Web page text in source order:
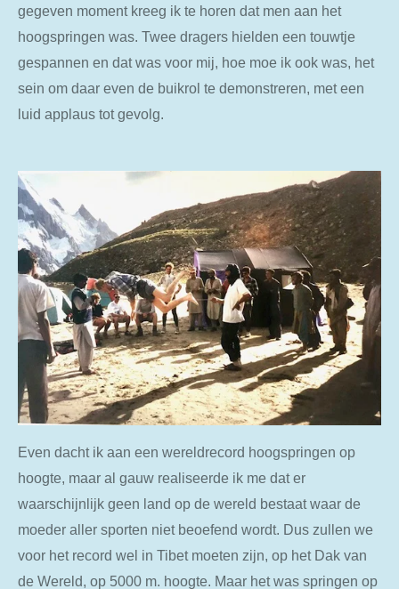
gegeven moment kreeg ik te horen dat men aan het
hoogspringen was. Twee dragers hielden een touwtje
gespannen en dat was voor mij, hoe moe ik ook was, het
sein om daar even de buikrol te demonstreren, met een
luid applaus tot gevolg.
Even dacht ik aan een wereldrecord hoogspringen op
hoogte, maar al gauw realiseerde ik me dat er
waarschijnlijk geen land op de wereld bestaat waar de
moeder aller sporten niet beoefend wordt. Dus zullen we
voor het record wel in Tibet moeten zijn, op het Dak van
de Wereld, op 5000 m. hoogte. Maar het was springen op